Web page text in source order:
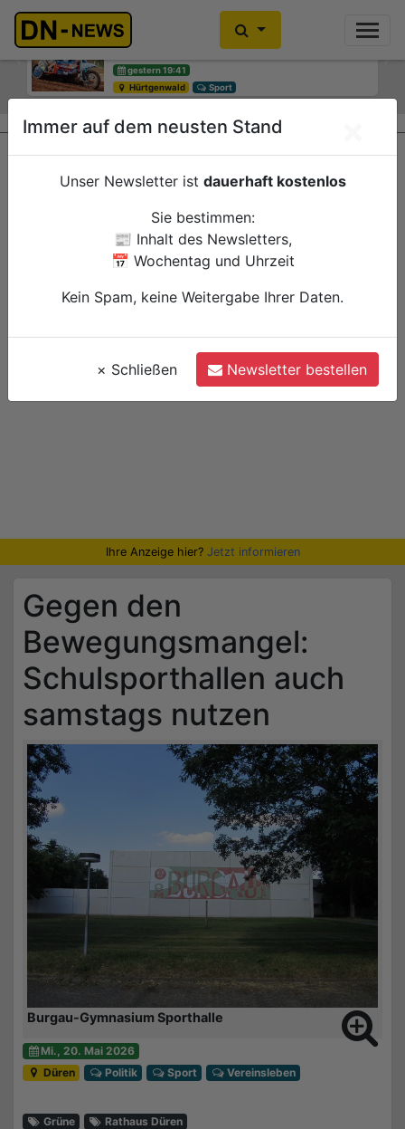
Motocross-WM: Keine großen
Sprünge in Litauen
gestern 19:41
Hürtgenwald
Sport
Smarte Baumbewässerung: Neues
Pilotprojekt lädt Bürgerinnen und
Bürger zum Mitmachen ein
gestern 12:15
Previous
Ihre Anzeige hier? Jetzt informieren
Gegen den
Bewegungsmangel:
Schulsporthallen auch
samstags nutzen
Burgau-Gymnasium Sporthalle
Mi., 20. Mai 2026
Düren
Politik Sport Vereinsleben
Grüne
Rathaus Düren
Immer auf dem neusten Stand
Unser Newsletter ist dauerhaft kostenlos
Sie bestimmen:
📰 Inhalt des Newsletters,
📅 Wochentag und Uhrzeit
Kein Spam, keine Weitergabe Ihrer Daten.
× Schließen Newsletter bestellen